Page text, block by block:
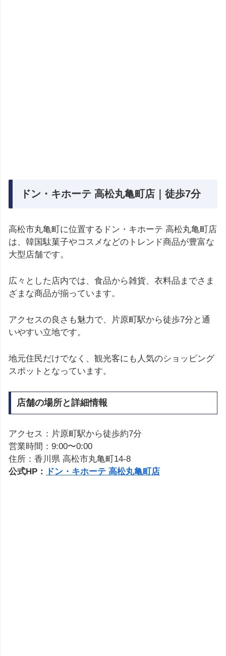
ドン・キホーテ 高松丸亀町店｜徒歩7分
高松市丸亀町に位置するドン・キホーテ 高松丸亀町店
は、韓国駄菓子やコスメなどのトレンド商品が豊富な
大型店舗です。
広々とした店内では、食品から雑貨、衣料品までさま
ざまな商品が揃っています。
アクセスの良さも魅力で、片原町駅から徒歩7分と通
いやすい立地です。
地元住民だけでなく、観光客にも人気のショッピング
スポットとなっています。
店舗の場所と詳細情報
アクセス：片原町駅から徒歩約7分
営業時間：9:00〜0:00
住所：香川県 高松市丸亀町14-8
公式HP：
ドン・キホーテ 高松丸亀町店